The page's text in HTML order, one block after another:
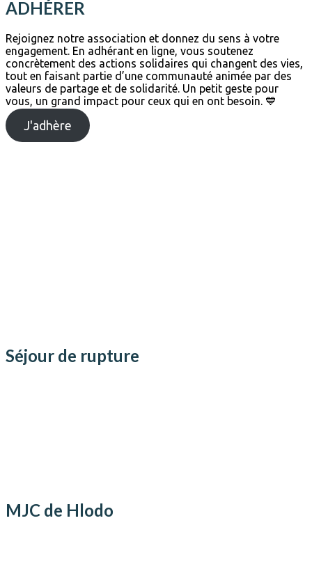
ADHÉRER
Rejoignez notre association et donnez du sens à votre
engagement. En adhérant en ligne, vous soutenez
concrètement des actions solidaires qui changent des vies,
tout en faisant partie d’une communauté animée par des
valeurs de partage et de solidarité. Un petit geste pour
vous, un grand impact pour ceux qui en ont besoin. 💙
J'adhère
Séjour de rupture
MJC de Hlodo